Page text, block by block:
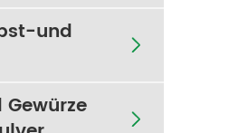
und

